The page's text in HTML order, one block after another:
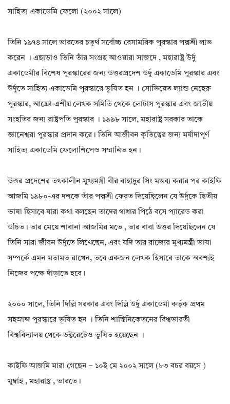
সাহিত্য একাডেমি ফেলো (২০০২ সালে)
তিনি ১৯৭৪ সালে ভারতের চতুর্থ সর্বোচ্চ বেসামরিক পুরস্কার পদ্মশ্রী লাভ
করেন । এছাড়াও তিনি তাঁর সংগ্রহ আওয়ারা সাজদে , মহারাষ্ট্র উর্দু
একাডেমীর বিশেষ পুরস্কারের জন্য উত্তরপ্রদেশ উর্দু একাডেমি পুরস্কার এবং
উর্দুতে সাহিত্য একাডেমি পুরস্কারে ভূষিত হন । সোভিয়েত ল্যান্ড নেহেরু
পুরস্কার, আফ্রো-এশীয় লেখক সমিতি থেকে লোটাস পুরস্কার এবং জাতীয়
সংহতির জন্য রাষ্ট্রপতি পুরস্কার । ১৯৯৮ সালে, মহারাষ্ট্র সরকার তাকে
জ্ঞানেশ্বরা পুরস্কার প্রদান করে। তিনি আজীবন কৃতিত্বের জন্য মর্যাদাপূর্ণ
সাহিত্য একাডেমি ফেলোশিপেও সম্মানিত হন।
উত্তর প্রদেশের তৎকালীন মুখ্যমন্ত্রী বীর বাহাদুর সিং মন্তব্য করার পর কাইফি
আজমি ১৯৮০-এর দশকে তাঁর পদ্মশ্রী ফেরত দিয়েছিলেন যে উর্দুকে দ্বিতীয়
ভাষা হিসাবে যারা কথা বলছেন তাদের গাধার পিঠে বসে প্যারেড করা
উচিত। তার মেয়ে শাবানা আজমির মতে , তার বাবা উত্তর দিয়েছিলেন যে
তিনি সারা জীবন উর্দুতে লিখেছেন, এবং যদি তার রাজ্যের মুখ্যমন্ত্রী ভাষা
সম্পর্কে এমন মতামত রাখেন, তবে একজন লেখক হিসাবে তাকে অবশ্যই
নিজের পক্ষে দাঁড়াতে হবে।
২০০০ সালে, তিনি দিল্লি সরকার এবং দিল্লি উর্দু একাডেমী কর্তৃক প্রথম
সহস্রাব্দ পুরস্কারে ভূষিত হন । তিনি শান্তিনিকেতনের বিশ্বভারতী
বিশ্ববিদ্যালয় থেকে ডক্টরেটেও ভূষিত হয়েছেন ।
কাইফি আজমি মারা গেছেন – ১০ই মে ২০০২ সালে (৮৩ বচর বয়সে )
মুম্বাই , মহারাষ্ট্র , ভারতে।